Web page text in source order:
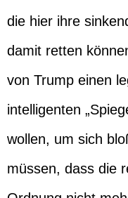
die hier ihre
damit retten
von Trump einen
intelligenten
wollen, um sich
müssen, dass die